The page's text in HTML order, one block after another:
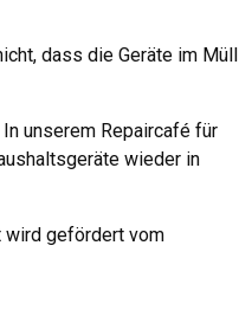
dass die Geräte im Müll
unserem Repaircafé für
wieder in
wird gefördert vom